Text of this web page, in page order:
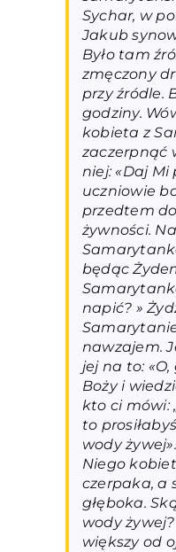
Sychar, w
Jakub
Było tam
zmęczony
przy źródle.
godziny.
kobieta z
zaczerpnąć
niej: «Daj Mi
uczniowie
przedtem
żywności.
będąc
napić? »
nawzajem.
jej na to:
Boży i
kto ci mówi:
to
wody
Niego
czerpaka, a
głęboka.
wody
większy od